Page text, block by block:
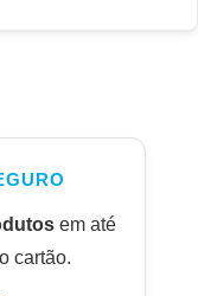
em até
cartão.